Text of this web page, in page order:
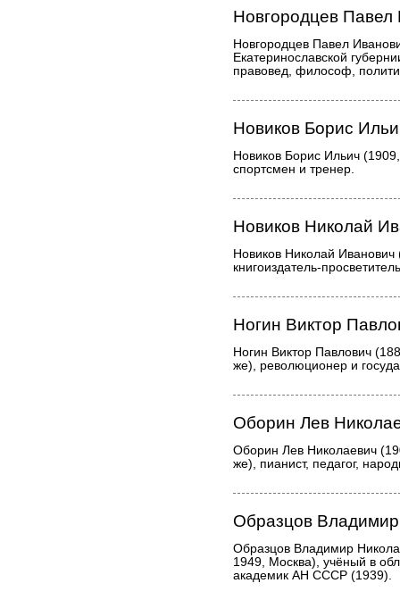
Новгородцев Павел
Новгородцев Павел
Екатеринославской
правовед, философ,
Новиков Борис
Новиков Борис Ильич
спортсмен и тренер.
Новиков Николай
Новиков Николай
книгоиздатель-
Ногин Виктор
Ногин Виктор Павлович
же), революционер и
Оборин Лев
Оборин Лев Николаевич
же), пианист, педагог,
Образцов
Образцов Владимир
1949, Москва), учёный в
академик АН СССР (1939).